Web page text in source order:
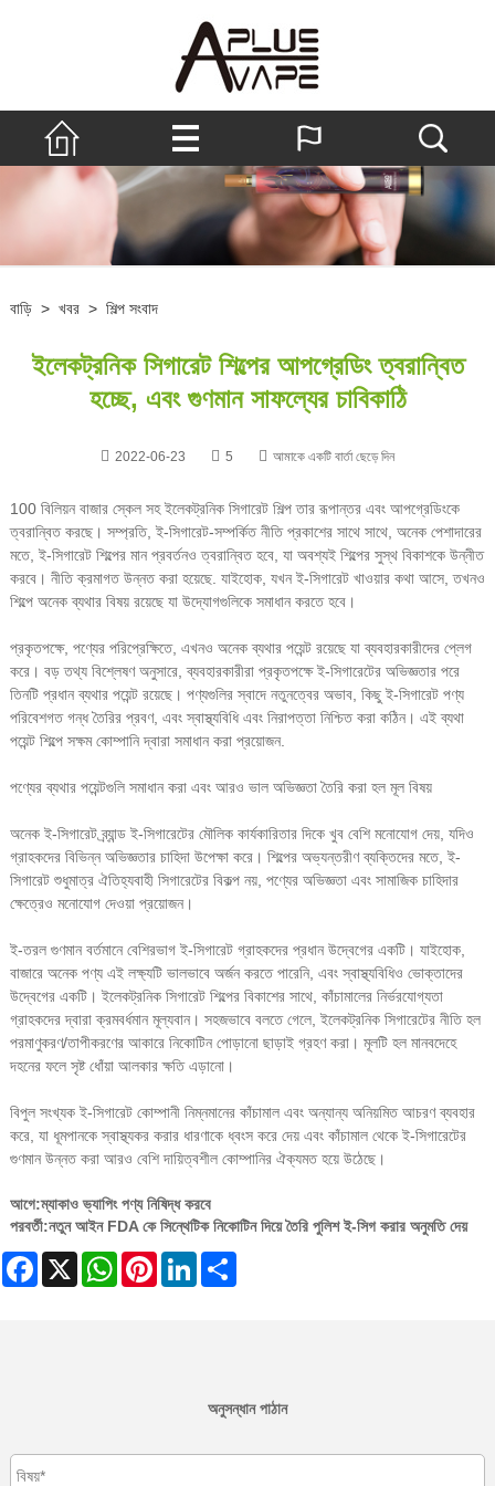
বাড়ি > খবর > শিল্প সংবাদ
ইলেকট্রনিক সিগারেট শিল্পের আপগ্রেডিং ত্বরান্বিত
হচ্ছে, এবং গুণমান সাফল্যের চাবিকাঠি
2022-06-23 5 আমাকে একটি বার্তা ছেড়ে দিন
100 বিলিয়ন বাজার স্কেল সহ ইলেকট্রনিক সিগারেট শিল্প তার রূপান্তর এবং আপগ্রেডিংকে
ত্বরান্বিত করছে। সম্প্রতি, ই-সিগারেট-সম্পর্কিত নীতি প্রকাশের সাথে সাথে, অনেক পেশাদারের
মতে, ই-সিগারেট শিল্পের মান প্রবর্তনও ত্বরান্বিত হবে, যা অবশ্যই শিল্পের সুস্থ বিকাশকে উন্নীত
করবে। নীতি ক্রমাগত উন্নত করা হয়েছে. যাইহোক, যখন ই-সিগারেট খাওয়ার কথা আসে, তখনও
শিল্পে অনেক ব্যথার বিষয় রয়েছে যা উদ্যোগগুলিকে সমাধান করতে হবে।
প্রকৃতপক্ষে, পণ্যের পরিপ্রেক্ষিতে, এখনও অনেক ব্যথার পয়েন্ট রয়েছে যা ব্যবহারকারীদের প্লেগ
করে। বড় তথ্য বিশ্লেষণ অনুসারে, ব্যবহারকারীরা প্রকৃতপক্ষে ই-সিগারেটের অভিজ্ঞতার পরে
তিনটি প্রধান ব্যথার পয়েন্ট রয়েছে। পণ্যগুলির স্বাদে নতুনত্বের অভাব, কিছু ই-সিগারেট পণ্য
পরিবেশগত গন্ধ তৈরির প্রবণ, এবং স্বাস্থ্যবিধি এবং নিরাপত্তা নিশ্চিত করা কঠিন। এই ব্যথা
পয়েন্ট শিল্পে সক্ষম কোম্পানি দ্বারা সমাধান করা প্রয়োজন.
পণ্যের ব্যথার পয়েন্টগুলি সমাধান করা এবং আরও ভাল অভিজ্ঞতা তৈরি করা হল মূল বিষয়
অনেক ই-সিগারেট ব্র্যান্ড ই-সিগারেটের মৌলিক কার্যকারিতার দিকে খুব বেশি মনোযোগ দেয়, যদিও
গ্রাহকদের বিভিন্ন অভিজ্ঞতার চাহিদা উপেক্ষা করে। শিল্পের অভ্যন্তরীণ ব্যক্তিদের মতে, ই-
সিগারেট শুধুমাত্র ঐতিহ্যবাহী সিগারেটের বিকল্প নয়, পণ্যের অভিজ্ঞতা এবং সামাজিক চাহিদার
ক্ষেত্রেও মনোযোগ দেওয়া প্রয়োজন।
ই-তরল গুণমান বর্তমানে বেশিরভাগ ই-সিগারেট গ্রাহকদের প্রধান উদ্বেগের একটি। যাইহোক,
বাজারে অনেক পণ্য এই লক্ষ্যটি ভালভাবে অর্জন করতে পারেনি, এবং স্বাস্থ্যবিধিও ভোক্তাদের
উদ্বেগের একটি। ইলেকট্রনিক সিগারেট শিল্পের বিকাশের সাথে, কাঁচামালের নির্ভরযোগ্যতা
গ্রাহকদের দ্বারা ক্রমবর্ধমান মূল্যবান। সহজভাবে বলতে গেলে, ইলেকট্রনিক সিগারেটের নীতি হল
পরমাণুকরণ/তাপীকরণের আকারে নিকোটিন পোড়ানো ছাড়াই গ্রহণ করা। মূলটি হল মানবদেহে
দহনের ফলে সৃষ্ট ধোঁয়া আলকার ক্ষতি এড়ানো।
বিপুল সংখ্যক ই-সিগারেট কোম্পানী নিম্নমানের কাঁচামাল এবং অন্যান্য অনিয়মিত আচরণ ব্যবহার
করে, যা ধূমপানকে স্বাস্থ্যকর করার ধারণাকে ধ্বংস করে দেয় এবং কাঁচামাল থেকে ই-সিগারেটের
গুণমান উন্নত করা আরও বেশি দায়িত্বশীল কোম্পানির ঐক্যমত হয়ে উঠেছে।
আগে:ম্যাকাও ভ্যাপিং পণ্য নিষিদ্ধ করবে
পরবর্তী:নতুন আইন FDA কে সিন্থেটিক নিকোটিন দিয়ে তৈরি পুলিশ ই-সিগ করার অনুমতি দেয়
Facebook WhatsAppPinterestLinkedIn
অনুসন্ধান পাঠান